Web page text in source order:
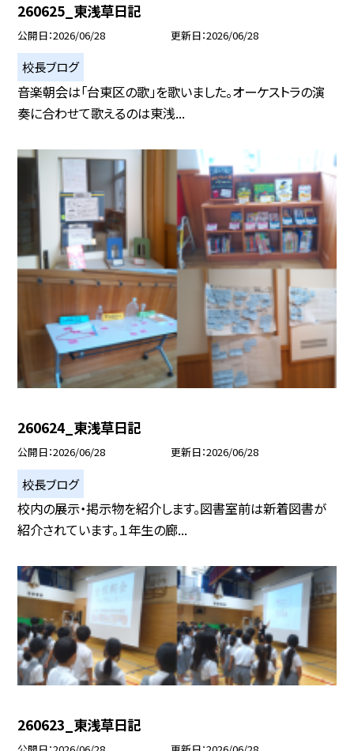
260625_東浅草日記
公開日 2026/06/28 更新日 2026/06/28
校長ブログ
音楽朝会は「台東区の歌」を歌いました。オーケストラの演
奏に合わせて歌えるのは東浅...
260624_東浅草日記
公開日 2026/06/28 更新日 2026/06/28
校長ブログ
校内の展示・掲示物を紹介します。図書室前は新着図書が
紹介されています。１年生の廊...
260623_東浅草日記